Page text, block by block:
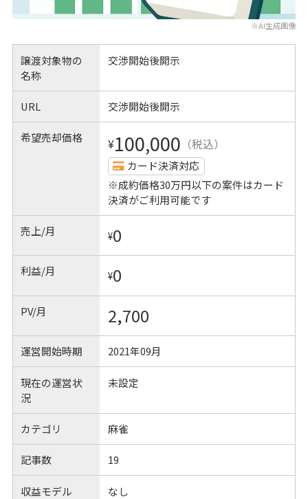
※AI生成画像
譲渡対象物の
名称
交渉開始後開示
URL 交渉開始後開示
希望売却価格 ¥100,000 （税込）
カード決済対応
※成約価格30万円以下の案件はカード
決済がご利用可能です
売上/月 ¥0
利益/月 ¥0
PV/月 2,700
運営開始時期 2021年09月
現在の運営状
況
未設定
カテゴリ 麻雀
記事数 19
収益モデル なし